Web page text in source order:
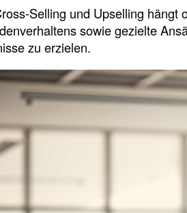
Selling und Upselling
sowie gezielte
zu erzielen.